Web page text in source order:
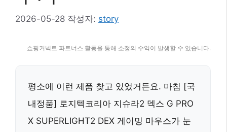
2026-05-28 작성자: story
쇼핑커넥트 파트너스 활동을 통해 소정의 수익이 발생할 수 있습니다.
평소에 이런 제품 찾고 있었거든요. 마침 [국
내정품] 로지텍코리아 지슈라2 덱스 G PRO
X SUPERLIGHT2 DEX 게이밍 마우스가 눈